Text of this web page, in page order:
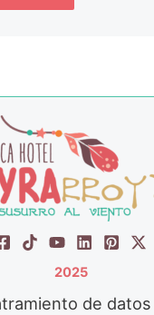
2025
de datos